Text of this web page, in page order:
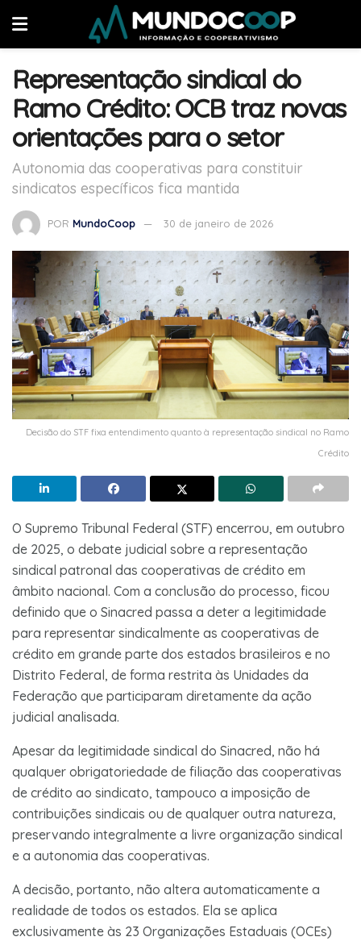
Representação sindical do
Ramo Crédito: OCB traz novas
orientações para o setor
Autonomia das cooperativas para constituir
sindicatos específicos fica mantida
POR MundoCoop 30 de janeiro de 2026
Decisão do STF fixa entendimento quanto à representação sindical no Ramo
Crédito
O Supremo Tribunal Federal (STF) encerrou, em outubro
de 2025, o debate judicial sobre a representação
sindical patronal das cooperativas de crédito em
âmbito nacional. Com a conclusão do processo, ficou
definido que o Sinacred passa a deter a legitimidade
para representar sindicalmente as cooperativas de
crédito em grande parte dos estados brasileiros e no
Distrito Federal, de forma restrita às Unidades da
Federação que participaram diretamente da ação
judicial analisada.
Apesar da legitimidade sindical do Sinacred, não há
qualquer obrigatoriedade de filiação das cooperativas
de crédito ao sindicato, tampouco a imposição de
contribuições sindicais ou de qualquer outra natureza,
preservando integralmente a livre organização sindical
e a autonomia das cooperativas.
A decisão, portanto, não altera automaticamente a
realidade de todos os estados. Ela se aplica
exclusivamente às 23 Organizações Estaduais (OCEs)